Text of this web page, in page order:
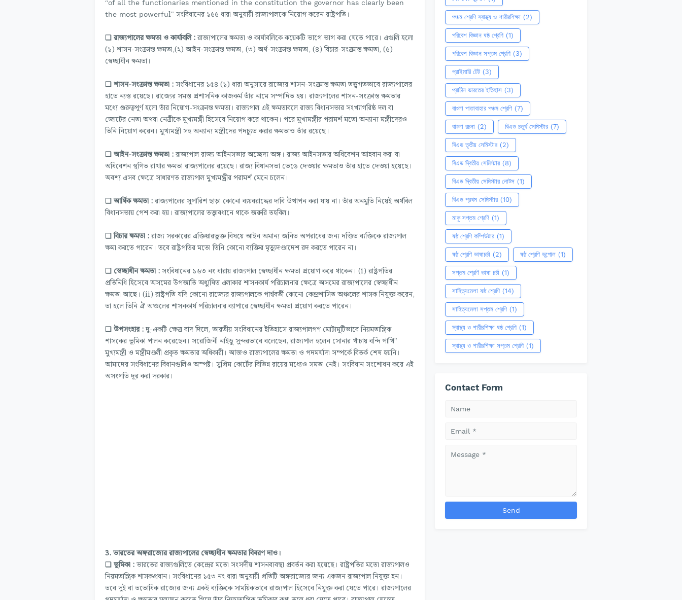
“of all the functionaries mentioned in the constitution the governor has clearly been
the most powerful" সংবিধানের ১৫৫ ধারা অনুযায়ী রাজ্যপালকে নিয়োগ করেন রাষ্ট্রপতি।
❏ রাজ্যপালের ক্ষমতা ও কার্যাবলি :রাজ্যপালের ক্ষমতা ও কার্যাবলিকে কয়েকটি ভাগে ভাগ করা যেতে পারে। এগুলি হলো
(১) শাসন-সংক্রান্ত ক্ষমতা,(২) আইন-সংক্রান্ত ক্ষমতা, (৩) অর্থ-সংক্রান্ত ক্ষমতা, (৪) বিচার-সংক্রান্ত ক্ষমতা, (৫)
স্বেচ্ছাধীন ক্ষমতা।
❏ শাসন-সংক্রান্ত ক্ষমতা :সংবিধানের ১৫৪ (১) ধারা অনুসারে রাজ্যের শাসন-সংক্রান্ত ক্ষমতা তত্ত্বগতভাবে রাজ্যপালের
হাতে ন্যস্ত রয়েছে। রাজ্যের সমস্ত প্রশাসনিক কাজকর্ম তাঁর নামে সম্পাদিত হয়। রাজ্যপালের শাসন-সংক্রান্ত ক্ষমতার
মধ্যে গুরুত্বপূর্ণ হলো তাঁর নিয়োগ-সংক্রান্ত ক্ষমতা। রাজ্যপাল এই ক্ষমতাবলে রাজ্য বিধানসভার সংখ্যাগরিষ্ঠ দল বা
জোটের নেতা অথবা নেত্রীকে মুখ্যমন্ত্রী হিসেবে নিয়োগ করে থাকেন। পরে মুখ্যমন্ত্রীর পরামর্শ মতো অন্যান্য মন্ত্রীদেরও
তিনি নিয়োগ করেন। মুখ্যমন্ত্রী সহ অন্যান্য মন্ত্রীদের পদচ্যুত করার ক্ষমতাও তাঁর রয়েছে।
❏ আইন-সংক্রান্ত ক্ষমতা :রাজ্যপাল রাজ্য আইনসভার অচ্ছেদ্য অঙ্গ। রাজ্য আইনসভার অধিবেশন আহবান করা বা
অধিবেশন স্থগিত রাখার ক্ষমতা রাজ্যপালের রয়েছে। রাজ্য বিধানসভা ভেঙে দেওয়ার ক্ষমতাও তাঁর হাতে দেওয়া হয়েছে।
অবশ্য এসব ক্ষেত্রে সাধারণত রাজ্যপাল মুখ্যমন্ত্রীর পরামর্শ মেনে চলেন।
❏ আর্থিক ক্ষমতা :রাজ্যপালের সুপারিশ ছাড়া কোনো ব্যয়বরাদ্দের দাবি উত্থাপন করা যায় না। তাঁর অনমুতি নিয়েই অর্থবিল
বিধানসভায় পেশ করা হয়। রাজ্যপালের তত্ত্বাবধানে থাকে জরুরি তহবিল।
❏ বিচার ক্ষমতা :রাজ্য সরকারের এক্তিয়ারভুক্ত বিষয়ে আইন অমান্য জনিত অপরাধের জন্য দণ্ডিত ব্যক্তিকে রাজ্যপাল
ক্ষমা করতে পারেন। তবে রাষ্ট্রপতির মতো তিনি কোনো ব্যক্তির মৃত্যুদণ্ডাদেশ রদ করতে পারেন না।
❏ স্বেচ্ছাধীন ক্ষমতা :সংবিধানের ১৬৩ নং ধারায় রাজ্যপাল স্বেচ্ছাধীন ক্ষমতা প্রয়োগ করে থাকেন। (i) রাষ্ট্রপতির
প্রতিনিধি হিসেবে অসমের উপজাতি অধ্যুষিত এলাকার শাসনকার্য পরিচালনার ক্ষেত্রে অসমের রাজ্যপালের স্বেচ্ছাধীন
ক্ষমতা আছে। (ii) রাষ্ট্রপতি যদি কোনো রাজ্যের রাজ্যপালকে পার্শ্ববর্তী কোনো কেন্দ্রশাসিত অঞ্চলের শাসক নিযুক্ত করেন,
তা হলে তিনি ঐ অঞ্চলের শাসনকার্য পরিচালনার ব্যাপারে স্বেচ্ছাধীন ক্ষমতা প্রয়োগ করতে পারেন।
❏ উপসংহার :দু-একটি ক্ষেত্র বাদ দিলে, ভারতীয় সংবিধানের ইতিহাসে রাজ্যপালগণ মোটামুটিভাবে নিয়মতান্ত্রিক
শাসকের ভূমিকা পালন করেছেন। সরোজিনী নাইডু সুন্দরভাবে বলেছেন, রাজ্যপাল হলেন সোনার খাঁচায় বন্দি পাখি”
মুখ্যমন্ত্রী ও মন্ত্রীমণ্ডলী প্রকৃত ক্ষমতার অধিকারী। আজও রাজ্যপালের ক্ষমতা ও পদমর্যাদা সম্পর্কে বিতর্ক শেষ হয়নি।
আমাদের সংবিধানের বিধানগুলিও অস্পষ্ট। সুপ্রিম কোর্টের বিভিন্ন রায়ের মধ্যেও সমতা নেই। সংবিধান সংশোধন করে এই
অসংগতি দূর করা দরকার।
3. ভারতের অঙ্গরাজ্যের রাজ্যপালের স্বেচ্ছাধীন ক্ষমতার বিবরণ দাও।
❏ ভূমিকা :ভারতের রাজ্যগুলিতে কেন্দ্রের মতো সংসদীয় শাসনব্যবস্থা প্রবর্তন করা হয়েছে। রাষ্ট্রপতির মতো রাজ্যপালও
নিয়মতান্ত্রিক শাসকপ্রধান। সংবিধানের ১৫৩ নং ধারা অনুযায়ী প্রতিটি অঙ্গরাজ্যের জন্য একজন রাজ্যপাল নিযুক্ত হন।
তবে দুই বা ততোধিক রাজ্যের জন্য একই ব্যক্তিকে সাময়িকভাবে রাজ্যপাল হিসেবে নিযুক্ত করা যেতে পারে। রাজ্যপালের
পঞ্চম শ্রেণি স্বাস্থ্য ও শারীরশিক্ষা (2)
পরিবেশ বিজ্ঞান ষষ্ঠ শ্রেণি (1)
পরিবেশ বিজ্ঞান সপ্তম শ্রেণি (3)
প্রাইমারি টেট (3)
প্রাচীন ভারতের ইতিহাস (3)
বাংলা পাতাবাহার পঞ্চম শ্রেণি (7)
বাংলা রচনা (2) বিএড চতুর্থ সেমিস্টার (7)
বিএড তৃতীয় সেমিস্টার (2)
বিএড দ্বিতীয় সেমিস্টার (8)
বিএড দ্বিতীয় সেমিস্টার নোটস (1)
বিএড প্রথম সেমিস্টার (10)
মাকু সপ্তম শ্রেণি (1)
ষষ্ঠ শ্রেণি কম্পিউটার (1)
ষষ্ঠ শ্রেণি ভাষাচর্চা (2) ষষ্ঠ শ্রেণি ভূগোল (1)
সপ্তম শ্রেণি ভাষা চর্চা (1)
সাহিত্যমেলা ষষ্ঠ শ্রেণি (14)
সাহিত্যমেলা সপ্তম শ্রেণি (1)
স্বাস্থ্য ও শারীরশিক্ষা ষষ্ঠ শ্রেণি (1)
স্বাস্থ্য ও শারীরশিক্ষা সপ্তম শ্রেণি (1)
Contact Form